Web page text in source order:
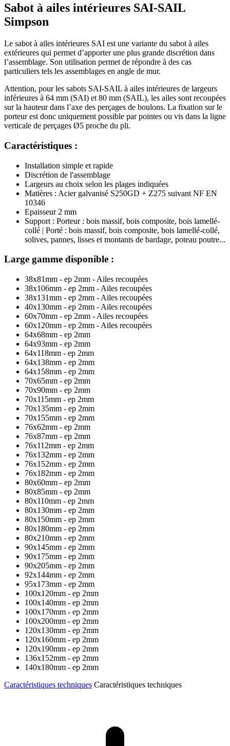
Sabot à ailes intérieures SAI-SAIL
Simpson
Le sabot à ailes intérieures SAI est une variante du sabot à ailes
extérieures qui permet d’apporter une plus grande discrétion dans
l’assemblage. Son utilisation permet de répondre à des cas
particuliers tels les assemblages en angle de mur.
Attention, pour les sabots SAI-SAIL à ailes intérieures de largeurs
inférieures à 64 mm (SAI) et 80 mm (SAIL), les ailes sont recoupées
sur la hauteur dans l’axe des perçages de boulons. La fixation sur le
porteur est donc uniquement possible par pointes ou vis dans la ligne
verticale de perçages Ø5 proche du pli.
Caractéristiques :
Installation simple et rapide
Discrétion de l'assemblage
Largeurs au choix selon les plages indiquées
Matières : Acier galvanisé S250GD + Z275 suivant NF EN
10346
Epaisseur 2 mm
Support : Porteur : bois massif, bois composite, bois lamellé-
collé | Porté : bois massif, bois composite, bois lamellé-collé,
solives, pannes, lisses et montants de bardage, poteau poutre...
Large gamme disponible :
38x81mm - ep 2mm - Ailes recoupées
38x106mm - ep 2mm - Ailes recoupées
38x131mm - ep 2mm - Ailes recoupées
40x130mm - ep 2mm - Ailes recoupées
60x70mm - ep 2mm - Ailes recoupées
60x120mm - ep 2mm - Ailes recoupées
64x68mm - ep 2mm
64x93mm - ep 2mm
64x118mm - ep 2mm
64x138mm - ep 2mm
64x158mm - ep 2mm
70x65mm - ep 2mm
70x90mm - ep 2mm
70x115mm - ep 2mm
70x135mm - ep 2mm
70x155mm - ep 2mm
76x62mm - ep 2mm
76x87mm - ep 2mm
76x112mm - ep 2mm
76x132mm - ep 2mm
76x152mm - ep 2mm
76x182mm - ep 2mm
80x60mm - ep 2mm
80x85mm - ep 2mm
80x110mm - ep 2mm
80x130mm - ep 2mm
80x150mm - ep 2mm
80x180mm - ep 2mm
80x210mm - ep 2mm
90x145mm - ep 2mm
90x175mm - ep 2mm
90x205mm - ep 2mm
92x144mm - ep 2mm
95x173mm - ep 2mm
100x120mm - ep 2mm
100x140mm - ep 2mm
100x170mm - ep 2mm
100x200mm - ep 2mm
120x130mm - ep 2mm
120x160mm - ep 2mm
120x190mm - ep 2mm
136x152mm - ep 2mm
140x180mm - ep 2mm
Caractéristiques techniques Caractéristiques techniques